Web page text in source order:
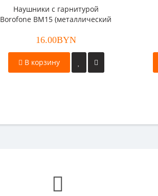
Наушники с гарнитурой
Borofone BM15 (металлический
16.00BYN
В корзину